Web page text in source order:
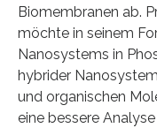
Biomembranen ab.
möchte in seinem
Nanosystems in
hybrider
und organischen
eine bessere